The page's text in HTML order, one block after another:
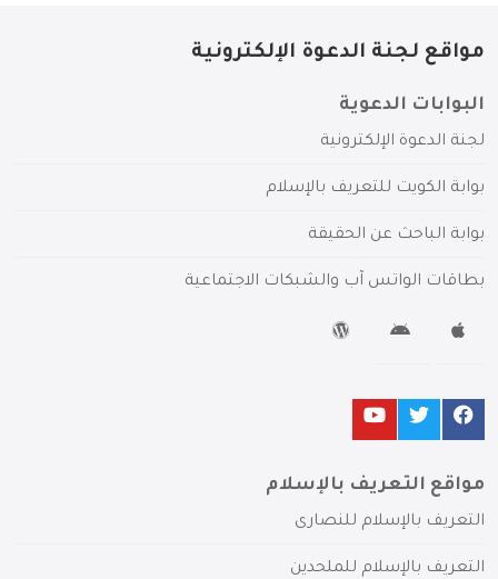
مواقع لجنة الدعوة الإلكترونية
البوابات الدعوية
لجنة الدعوة الإلكترونية
بوابة الكويت للتعريف بالإسلام
بوابة الباحث عن الحقيقة
بطاقات الواتس آب والشبكات الاجتماعية
مواقع التعريف بالإسلام
التعريف بالإسلام للنصارى
التعريف بالإسلام للملحدين